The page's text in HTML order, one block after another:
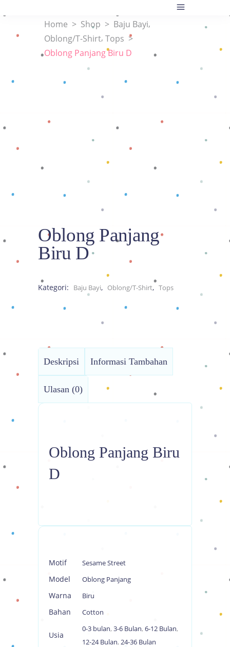
Home > Shop > Baju Bayi,
Oblong/T-Shirt, Tops >
Oblong Panjang Biru D
Oblong Panjang
Biru D
Kategori: Baju Bayi, Oblong/T-Shirt, Tops
Deskripsi Informasi Tambahan
Ulasan (0)
Oblong Panjang Biru
D
Motif Sesame Street
Model Oblong Panjang
Warna Biru
Bahan Cotton
Usia
0-3 bulan, 3-6 Bulan, 6-12 Bulan,
12-24 Bulan, 24-36 Bulan